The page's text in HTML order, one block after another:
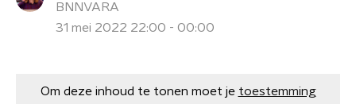
BNNVARA
31 mei 2022 22:00 - 00:00
Om deze inhoud te tonen moet je toestemming